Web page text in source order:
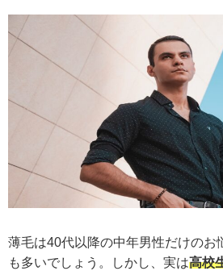
薄毛は40代以降の中年男性だけのお
も多いでしょう。しかし、実は高校